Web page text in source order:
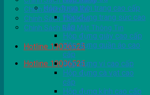
Chính Sách Thiết Kế
Chính Sách Tồn Kho
Chính Sách Bảo Mật Thông Tin
Hotline 19006525
Hotline 19006525
Hộp đựng thời trang cao cấp
Hộp đựng trang sức cao
cấp
Hộp đựng giày cao cấp
Hộp đựng quần áo cao
cấp
Hộp đựng ví cao cấp
Hộp đựng cà vạt cao
cấp
Hộp đựng kính cao cấp